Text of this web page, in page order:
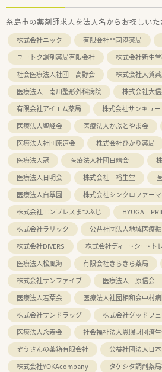
糸島市の薬剤師求人を法人名からお探しいた
株式会社ニック 有限会社門司港薬局
ユートク調剤薬局有限会社
株式会社新生
社会医療法人社団 高野会
株式会社大賀
医療法人 南川整形外科病院
株式会社大
有限会社アイエム薬局
株式会社サンキュ
医療法人聖峰会
医療法人かぶとやま会
医療法人社団原道会
株式会社ひかり薬局
医療法人冠
医療法人社団日晴会
医療法人日明会
株式会社 裕生堂
医療法人白翠園
株式会社シンクロファー
株式会社エンブレスまつふじ
HYUGA
株式会社ラリック
公益社団法人地域医療
株式会社DIVERS
株式会社ディー・シー・ト
医療法人松風海
有限会社きらきら薬局
株式会社サンファイブ
医療法人 原信会
医療法人若葉会
医療法人社団相和会中村
株式会社サンドラッグ
株式会社グッドフ
医療法人永寿会
社会福祉法人恩賜財団済
ぞうさんの薬箱有限会社
公益社団法人日
株式会社YOKAcompany
タケシタ調剤薬